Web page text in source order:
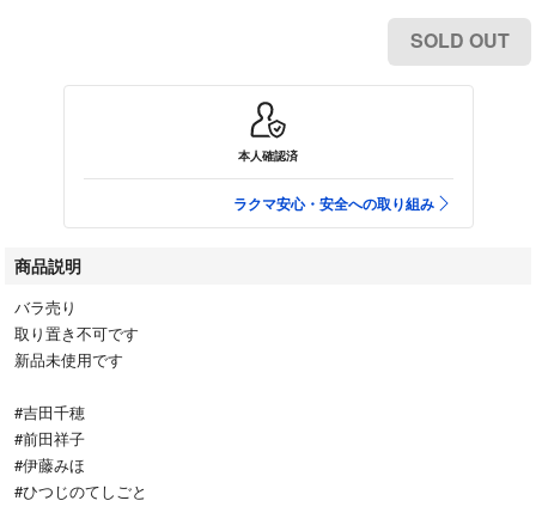
SOLD OUT
本人確認済
ラクマ安心・安全への取り組み
商品説明
バラ売り
取り置き不可です
新品未使用です
#吉田千穂
#前田祥子
#伊藤みほ
#ひつじのてしごと